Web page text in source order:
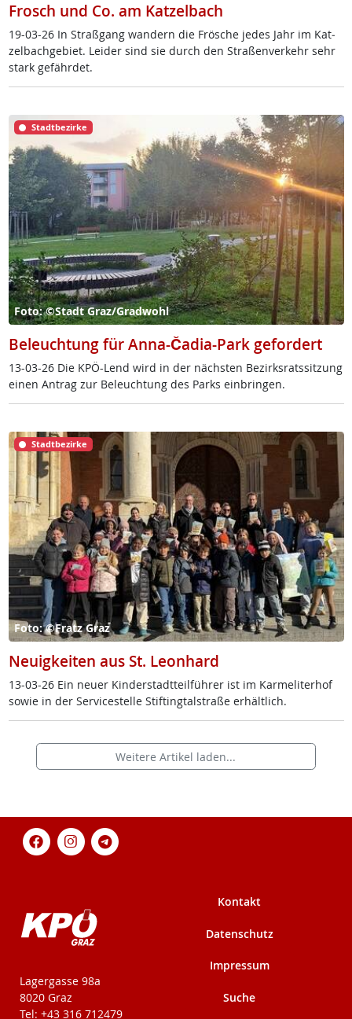
Frosch und Co. am Katzelbach
19-03-26 In Straß­gang wan­dern die Frö­sche je­des Jahr im Kat­
zel­bach­ge­biet. Lei­der sind sie durch den Stra­ßen­ver­kehr sehr
stark ge­fähr­det.
Stadtbezirke
Foto: ©Stadt Graz/Gradwohl
Beleuchtung für Anna-Čadia-Park gefordert
13-03-26 Die KPÖ-Lend wird in der nächs­ten Be­zirks­rats­sit­zung
ei­nen An­trag zur Be­leuch­tung des Parks ein­brin­gen.
Stadtbezirke
Foto: ©Fratz Graz
Neuigkeiten aus St. Leonhard
13-03-26 Ein neu­er Kin­der­stadt­teil­füh­rer ist im Kar­me­li­ter­hof
so­wie in der Ser­vice­s­tel­le Stif­ting­tal­stra­ße er­hält­lich.
Weitere Artikel laden...
KPÖ-Steiermark
Lagergasse 98a
8020 Graz
Tel: +43 316 712479
Kontakt
Datenschutz
Impressum
Suche